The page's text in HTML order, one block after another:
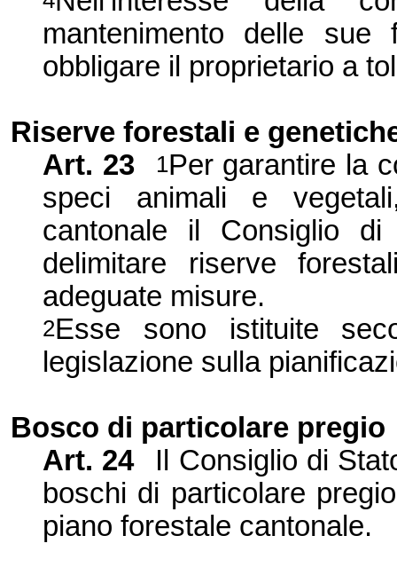
mantenimento delle
obbligare il proprietario a
Riserve forestali e
Art. 23
1Per garantire la
speci animali e
cantonale il Consiglio
delimitare riserve
adeguate misure.
2Esse sono istituite
legislazione sulla
Bosco di particolare pregio
Art. 24
Il Consiglio di
boschi di particolare
piano forestale cantonale.